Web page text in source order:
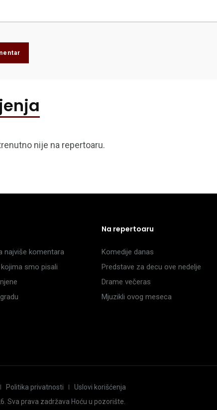
nije na repertoaru.
najviše komentara
smo pisali
Na repertoaru
Komedije danas
Predstave za decu ove nedelje
Drame večeras
Mjuzikli ovog meseca
Politika privatnosti
Uslovi korišćenja
. Sva prava zadržava Hoću u pozorište.